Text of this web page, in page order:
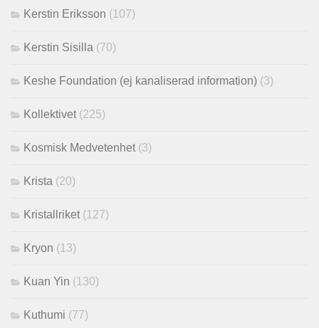
Kerstin Eriksson (107)
Kerstin Sisilla (70)
Keshe Foundation (ej kanaliserad information) (3)
Kollektivet (225)
Kosmisk Medvetenhet (3)
Krista (20)
Kristallriket (127)
Kryon (13)
Kuan Yin (130)
Kuthumi (77)